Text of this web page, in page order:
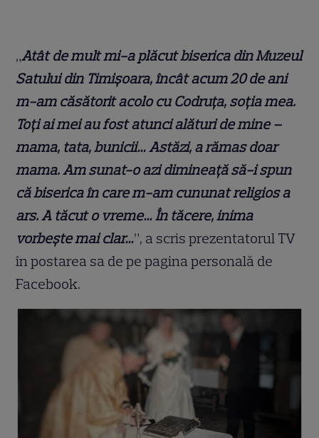
„Atât de mult mi-a plăcut biserica din Muzeul
Satului din Timișoara, încât acum 20 de ani
m-am căsătorit acolo cu Codruța, soția mea.
Toți ai mei au fost atunci alături de mine –
mama, tata, bunicii… Astăzi, a rămas doar
mama. Am sunat-o azi dimineață să-i spun
că biserica în care m-am cununat religios a
ars. A tăcut o vreme… În tăcere, inima
vorbește mai clar…”, a scris prezentatorul TV
în postarea sa de pe pagina personală de
Facebook.